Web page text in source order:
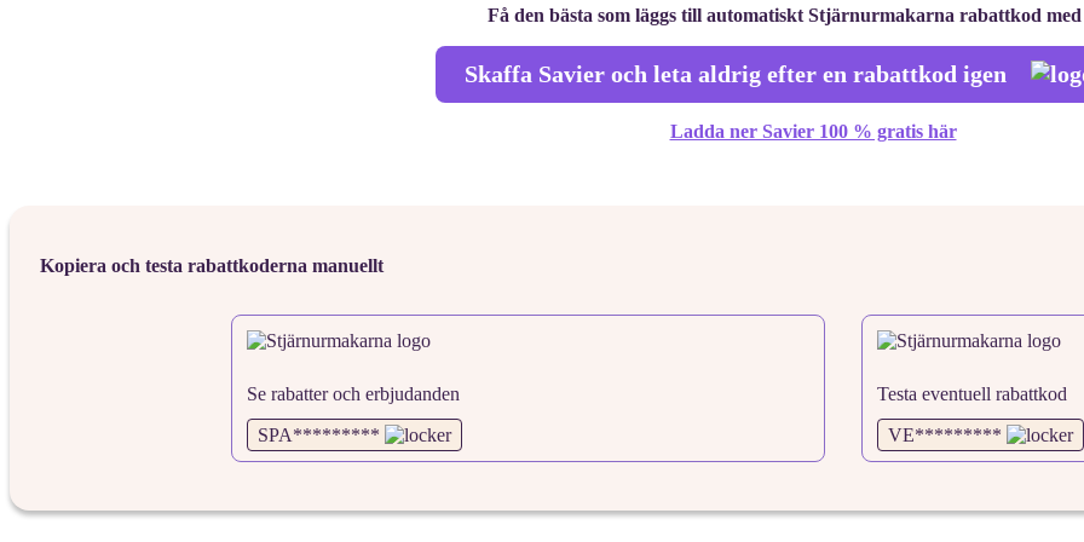
Få den bästa som läggs till automatiskt Stjärnurmakarna rabattkod
Skaffa Savier och leta aldrig efter en rabattkod igen
Ladda ner Savier 100 % gratis här
Kopiera och testa rabattkoderna manuellt
Se rabatter och erbjudanden
SPA*********
Testa eventuell rabattkod
VE*********